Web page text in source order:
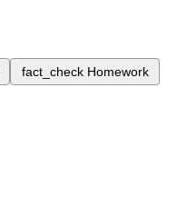
fact_check Homework